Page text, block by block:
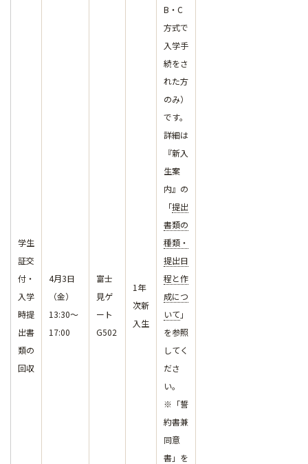
学生
証交
付・
入学
時提
出書
類の
回収
4月3日
（金）
13:30～
17:00
富士
見ゲ
ート
G502
1年
次新
入生
B・C
方式で
入学手
続をさ
れた方
のみ）
です。
詳細は
『新入
生案
内』の
「提出
書類の
種類・
提出日
程と作
成につ
いて 」
を参照
してく
ださ
い。
※「誓
約書兼
同意
書」を